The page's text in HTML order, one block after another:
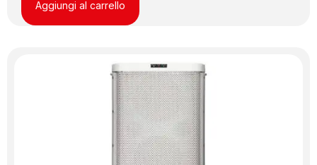
Aggiungi al carrello